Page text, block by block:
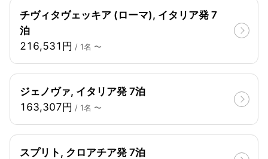
チヴィタヴェッキア (ローマ), イタリア発 7
泊
216,531円 / 1名 〜
ジェノヴァ, イタリア発 7泊
163,307円 / 1名 〜
スプリト, クロアチア発 7泊